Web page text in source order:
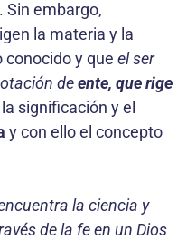
Sin embargo,
la materia y la
conocido y que el ser
deente, que rige
significación y el
y con ello el concepto
la ciencia y
de la fe en un Dios